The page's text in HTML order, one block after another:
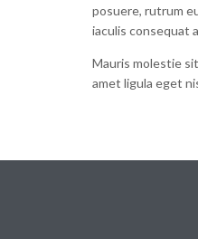
posuere, rutrum
iaculis consequat
Mauris molestie
amet ligula eget